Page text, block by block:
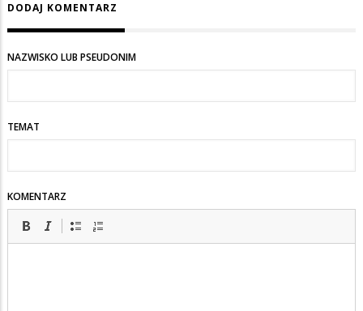
DODAJ KOMENTARZ
NAZWISKO LUB PSEUDONIM
TEMAT
KOMENTARZ